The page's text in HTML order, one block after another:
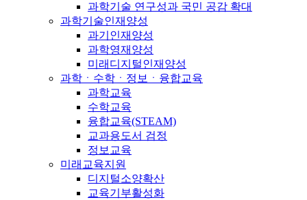
과학기술 연구성과 국민 공감 확대
과학기술인재양성
과기인재양성
과학영재양성
미래디지털인재양성
과학ㆍ수학ㆍ정보ㆍ융합교육
과학교육
수학교육
융합교육(STEAM)
교과용도서 검정
정보교육
미래교육지원
디지털소양확산
교육기부활성화